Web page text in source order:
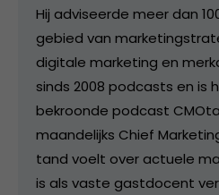
Hij adviseerde meer dan
gebied van
digitale marketing en
sinds 2008 podcasts en is
bekroonde podcast
maandelijks Chief
tand voelt over actuele
is als vaste gastdocent